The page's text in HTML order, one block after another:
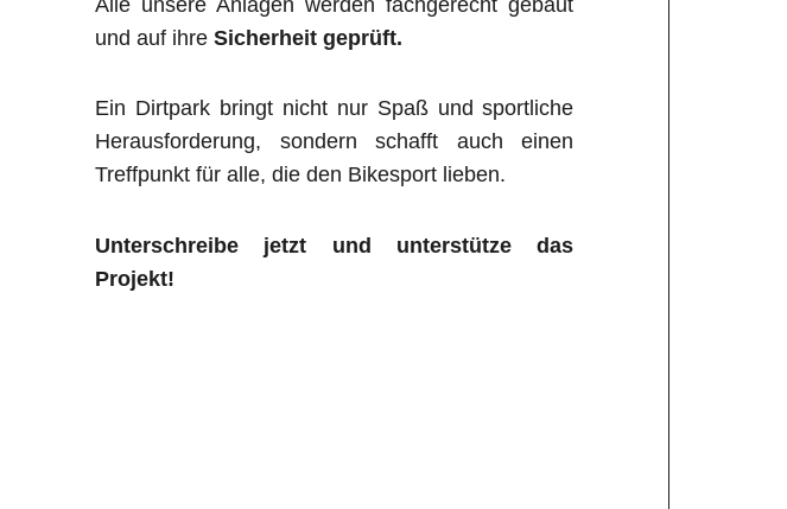
und auf ihre Sicherheit geprüft.
Ein Dirtpark bringt nicht nur Spaß und sportliche
Herausforderung, sondern schafft auch einen
Treffpunkt für alle, die den Bikesport lieben.
Unterschreibe jetzt und unterstütze das
Projekt!